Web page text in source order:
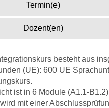
Termin(e)
Dozent(en)
besteht aus
(UE): 600 UE
ist in 6 Module (A1.1-B1.2)
mit einer